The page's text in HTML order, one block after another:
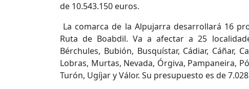
de 10.543.150 euros.
La comarca de la Alpujarra desarrollará 16
Ruta de Boabdil. Va a afectar a 25
Bérchules, Bubión, Busquístar, Cádiar, Cáñar,
Lobras, Murtas, Nevada, Órgiva, Pampaneira,
Turón, Ugíjar y Válor. Su presupuesto es de